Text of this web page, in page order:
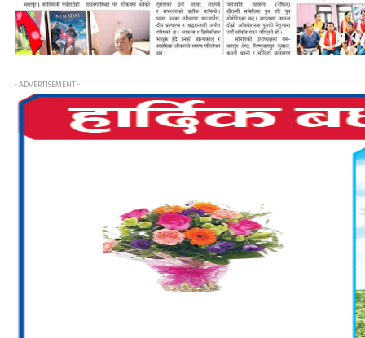
- ADVERTISEMENT -